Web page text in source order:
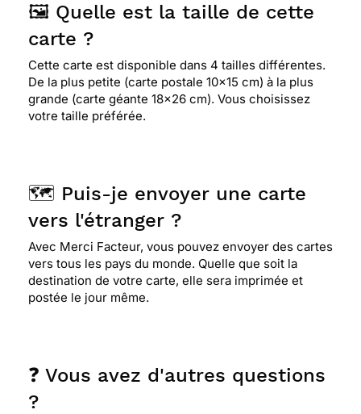
🖼️ Quelle est la taille de cette
carte ?
Cette carte est disponible dans 4 tailles différentes.
De la plus petite (carte postale 10x15 cm) à la plus
grande (carte géante 18x26 cm). Vous choisissez
votre taille préférée.
🗺️ Puis-je envoyer une carte
vers l'étranger ?
Avec Merci Facteur, vous pouvez envoyer des cartes
vers tous les pays du monde. Quelle que soit la
destination de votre carte, elle sera imprimée et
postée le jour même.
❓ Vous avez d'autres questions
?